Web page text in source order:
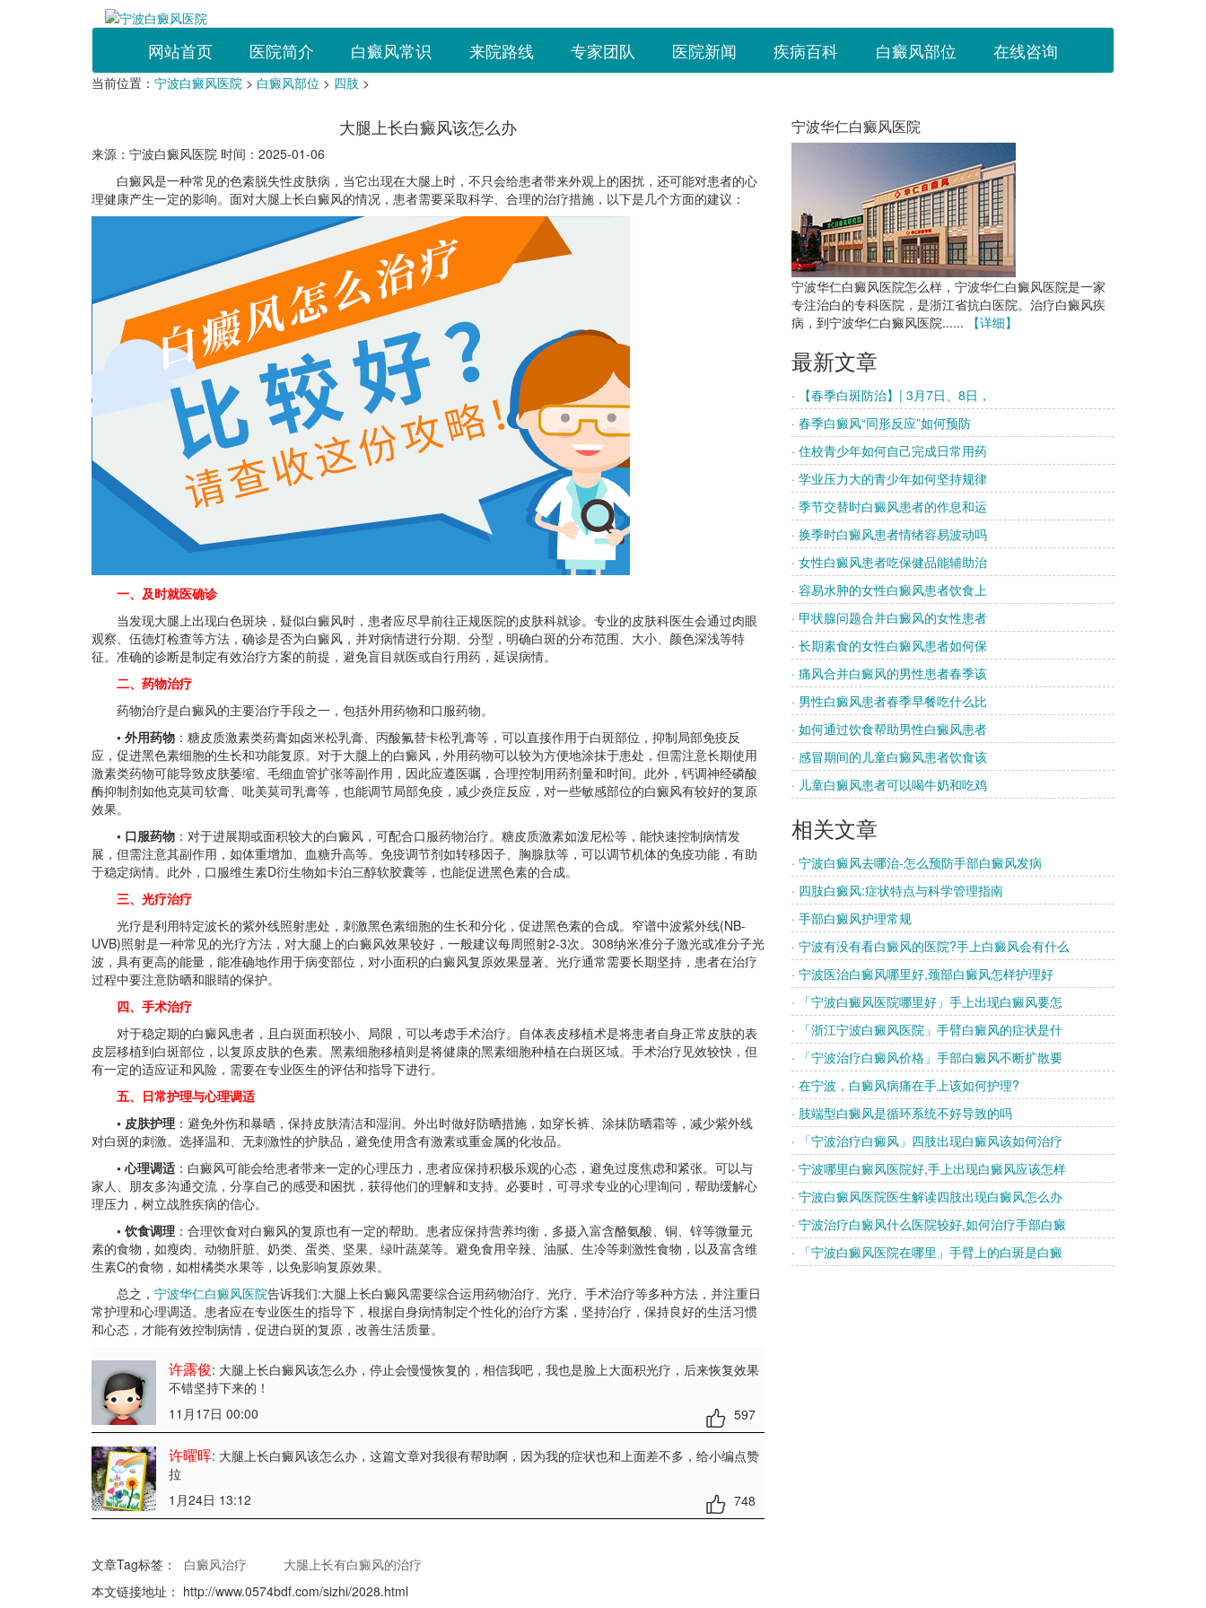
网站首页 医院简介 白癜风常识 来院路线 专家团队 医院新闻 疾病百科 白癜风部位 在线咨询
当前位置： 宁波白癜风医院 > 白癜风部位 > 四肢 >
大腿上长白癜风该怎么办
来源：宁波白癜风医院 时间：2025-01-06
白癜风是一种常见的色素脱失性皮肤病，当它出现在大腿上时，不只会给患者带来外观上的困扰，还可能对患者的心
理健康产生一定的影响。面对大腿上长白癜风的情况，患者需要采取科学、合理的治疗措施，以下是几个方面的建议：
一、及时就医确诊
当发现大腿上出现白色斑块，疑似白癜风时，患者应尽早前往正规医院的皮肤科就诊。专业的皮肤科医生会通过肉眼
观察、伍德灯检查等方法，确诊是否为白癜风，并对病情进行分期、分型，明确白斑的分布范围、大小、颜色深浅等特
征。准确的诊断是制定有效治疗方案的前提，避免盲目就医或自行用药，延误病情。
二、药物治疗
药物治疗是白癜风的主要治疗手段之一，包括外用药物和口服药物。
• 外用药物 ：糖皮质激素类药膏如卤米松乳膏、丙酸氟替卡松乳膏等，可以直接作用于白斑部位，抑制局部免疫反
应，促进黑色素细胞的生长和功能复原。对于大腿上的白癜风，外用药物可以较为方便地涂抹于患处，但需注意长期使用
激素类药物可能导致皮肤萎缩、毛细血管扩张等副作用，因此应遵医嘱，合理控制用药剂量和时间。此外，钙调神经磷酸
酶抑制剂如他克莫司软膏、吡美莫司乳膏等，也能调节局部免疫，减少炎症反应，对一些敏感部位的白癜风有较好的复原
效果。
• 口服药物 ：对于进展期或面积较大的白癜风，可配合口服药物治疗。糖皮质激素如泼尼松等，能快速控制病情发
展，但需注意其副作用，如体重增加、血糖升高等。免疫调节剂如转移因子、胸腺肽等，可以调节机体的免疫功能，有助
于稳定病情。此外，口服维生素D衍生物如卡泊三醇软胶囊等，也能促进黑色素的合成。
三、光疗治疗
光疗是利用特定波长的紫外线照射患处，刺激黑色素细胞的生长和分化，促进黑色素的合成。窄谱中波紫外线(NB-
UVB)照射是一种常见的光疗方法，对大腿上的白癜风效果较好，一般建议每周照射2-3次。308纳米准分子激光或准分子光
波，具有更高的能量，能准确地作用于病变部位，对小面积的白癜风复原效果显著。光疗通常需要长期坚持，患者在治疗
过程中要注意防晒和眼睛的保护。
四、手术治疗
对于稳定期的白癜风患者，且白斑面积较小、局限，可以考虑手术治疗。自体表皮移植术是将患者自身正常皮肤的表
皮层移植到白斑部位，以复原皮肤的色素。黑素细胞移植则是将健康的黑素细胞种植在白斑区域。手术治疗见效较快，但
有一定的适应证和风险，需要在专业医生的评估和指导下进行。
五、日常护理与心理调适
• 皮肤护理 ：避免外伤和暴晒，保持皮肤清洁和湿润。外出时做好防晒措施，如穿长裤、涂抹防晒霜等，减少紫外线
对白斑的刺激。选择温和、无刺激性的护肤品，避免使用含有激素或重金属的化妆品。
• 心理调适 ：白癜风可能会给患者带来一定的心理压力，患者应保持积极乐观的心态，避免过度焦虑和紧张。可以与
家人、朋友多沟通交流，分享自己的感受和困扰，获得他们的理解和支持。必要时，可寻求专业的心理询问，帮助缓解心
理压力，树立战胜疾病的信心。
• 饮食调理 ：合理饮食对白癜风的复原也有一定的帮助。患者应保持营养均衡，多摄入富含酪氨酸、铜、锌等微量元
素的食物，如瘦肉、动物肝脏、奶类、蛋类、坚果、绿叶蔬菜等。避免食用辛辣、油腻、生冷等刺激性食物，以及富含维
生素C的食物，如柑橘类水果等，以免影响复原效果。
总之， 宁波华仁白癜风医院告诉我们:大腿上长白癜风需要综合运用药物治疗、光疗、手术治疗等多种方法，并注重日
常护理和心理调适。患者应在专业医生的指导下，根据自身病情制定个性化的治疗方案，坚持治疗，保持良好的生活习惯
和心态，才能有效控制病情，促进白斑的复原，改善生活质量。
许露俊: 大腿上长白癜风该怎么办 ，停止会慢慢恢复的，相信我吧，我也是脸上大面积光疗，后来恢复效果
不错坚持下来的！
11月17日 00:00
597
许曜晖: 大腿上长白癜风该怎么办 ，这篇文章对我很有帮助啊，因为我的症状也和上面差不多，给小编点赞
拉
1月24日 13:12
748
文章Tag标签： 白癜风治疗
大腿上长有白癜风的治疗
本文链接地址： http://www.0574bdf.com/sizhi/2028.html
宁波华仁白癜风医院
宁波华仁白癜风医院怎么样，宁波华仁白癜风医院是一家
专注治白的专科医院，是浙江省抗白医院。治疗白癜风疾
病，到宁波华仁白癜风医院......
【详细】
最新文章
· 【春季白斑防治】| 3月7日、8日，
· 春季白癜风“同形反应”如何预防
· 住校青少年如何自己完成日常用药
· 学业压力大的青少年如何坚持规律
· 季节交替时白癜风患者的作息和运
· 换季时白癜风患者情绪容易波动吗
· 女性白癜风患者吃保健品能辅助治
· 容易水肿的女性白癜风患者饮食上
· 甲状腺问题合并白癜风的女性患者
· 长期素食的女性白癜风患者如何保
· 痛风合并白癜风的男性患者春季该
· 男性白癜风患者春季早餐吃什么比
· 如何通过饮食帮助男性白癜风患者
· 感冒期间的儿童白癜风患者饮食该
· 儿童白癜风患者可以喝牛奶和吃鸡
相关文章
· 宁波白癜风去哪治-怎么预防手部白癜风发病
· 四肢白癜风:症状特点与科学管理指南
· 手部白癜风护理常规
· 宁波有没有看白癜风的医院?手上白癜风会有什么
· 宁波医治白癜风哪里好,颈部白癜风怎样护理好
· 「宁波白癜风医院哪里好」手上出现白癜风要怎
· 「浙江宁波白癜风医院」手臂白癜风的症状是什
· 「宁波治疗白癜风价格」手部白癜风不断扩散要
· 在宁波，白癜风病痛在手上该如何护理?
· 肢端型白癜风是循环系统不好导致的吗
· 「宁波治疗白癜风」四肢出现白癜风该如何治疗
· 宁波哪里白癜风医院好,手上出现白癜风应该怎样
· 宁波白癜风医院医生解读四肢出现白癜风怎么办
· 宁波治疗白癜风什么医院较好,如何治疗手部白癜
· 「宁波白癜风医院在哪里」手臂上的白斑是白癜